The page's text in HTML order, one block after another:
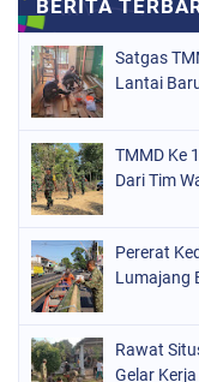
Satgas
Lantai
TMMD Ke
Dari Tim
Pererat
Lumajang
Rawat
Gelar